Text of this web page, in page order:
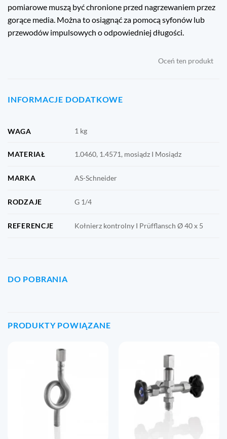
pomiarowe muszą być chronione przed nagrzewaniem przez
gorące media. Można to osiągnąć za pomocą syfonów lub
przewodów impulsowych o odpowiedniej długości.
Oceń ten produkt
INFORMACJE DODATKOWE
WAGA 1 kg
MATERIAŁ 1.0460, 1.4571, mosiądz I Mosiądz
MARKA AS-Schneider
RODZAJE G 1/4
REFERENCJE Kołnierz kontrolny I Prüfflansch Ø 40 x 5
DO POBRANIA
PRODUKTY POWIĄZANE